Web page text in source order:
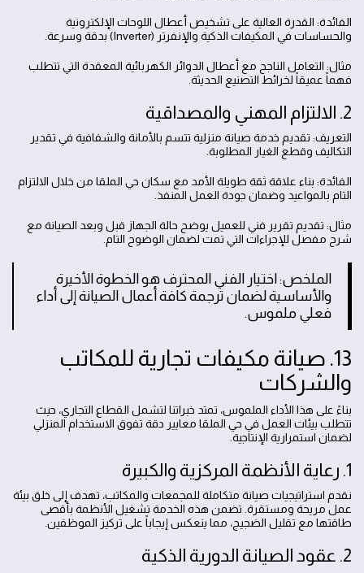
الفائدة: القدرة العالية على تشخيص أعطال اللوحات الإلكترونية
والحساسات في المكيفات الذكية والإنفرتر (Inverter) بدقة وسرعة.
مثال: التعامل الناجح مع أعطال الدوائر الكهربائية المعقدة التي تتطلب
فهماً عميقاً لخرائط التصنيع الحديثة.
2. الالتزام المهني والمصداقية
التعريف: تقديم خدمة صيانة منزلية تتسم بالأمانة والشفافية في تقدير
التكاليف وقطع الغيار المطلوبة.
الفائدة: بناء علاقة ثقة طويلة الأمد مع سكان حي الملقا من خلال الالتزام
التام بالمواعيد وضمان جودة العمل المنفذ.
مثال: تقديم تقرير فني للعميل يوضح حالة الجهاز قبل وبعد الصيانة مع
شرح مفصل للإجراءات التي تمت لضمان الوضوح التام.
الملخص: اختيار الفني المحترف هو الخطوة الأخيرة
والأساسية لضمان ترجمة كافة أعمال الصيانة إلى أداء
فعلي ملموس.
13. صيانة مكيفات تجارية للمكاتب
والشركات
بناءً على هذا الأداء الملموس، تمتد خبراتنا لتشمل القطاع التجاري، حيث
تتطلب بيئات العمل في حي الملقا معايير دقة تفوق الاستخدام المنزلي
لضمان استمرارية الإنتاجية.
1. رعاية الأنظمة المركزية والكبيرة
نقدم استراتيجيات صيانة متكاملة للمجمعات والمكاتب، تهدف إلى خلق بيئة
عمل مريحة ومستقرة. تضمن هذه الخدمة تشغيل الأنظمة بأقصى
طاقتها مع تقليل الضجيج، مما ينعكس إيجاباً على تركيز الموظفين.
2. عقود الصيانة الدورية الذكية